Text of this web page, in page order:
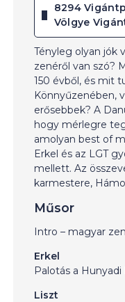
8294
Völgye
Tényleg olyan jók
zenéről van szó?
150 évből, és mit
Könnyűzenében,
erősebbek? A
hogy mérlegre
amolyan best of
Erkel és az LGT
mellett. Az
karmestere,
Műsor
Intro – magyar
Erkel
Palotás a Hunyadi
Liszt